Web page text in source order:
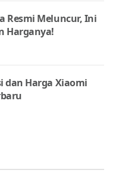
Resmi Meluncur, Ini
Harganya!
dan Harga Xiaomi